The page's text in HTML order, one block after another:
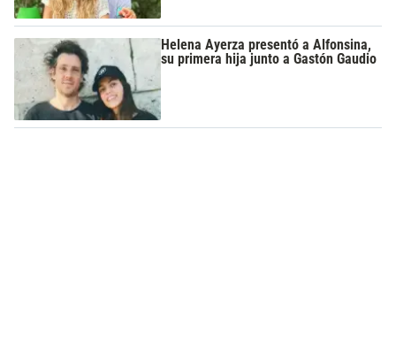
Helena Ayerza presentó a Alfonsina,
su primera hija junto a Gastón Gaudio